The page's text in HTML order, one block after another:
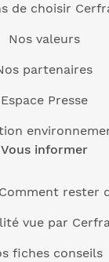
de choisir
Nos valeurs
partenaires
Espace Presse
Vous informer
rester
vue par
fiches conseils